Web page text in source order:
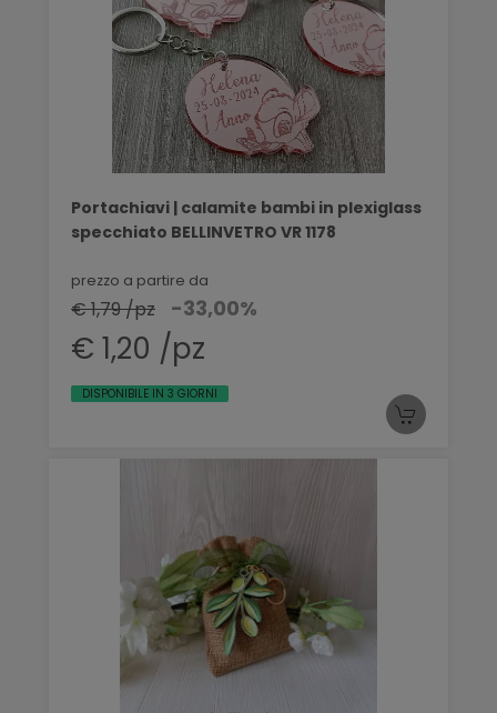
Portachiavi | calamite bambi in plexiglass
specchiato BELLINVETRO VR 1178
prezzo a partire da
€ 1,79 /pz -33,00%
€ 1,20 /pz
DISPONIBILE IN 3 GIORNI